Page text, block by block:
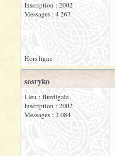
Inscription : 2002
Messages : 4 267
Hors ligne
sosryko
Lieu : Burdigala
Inscription : 2002
Messages : 2 084